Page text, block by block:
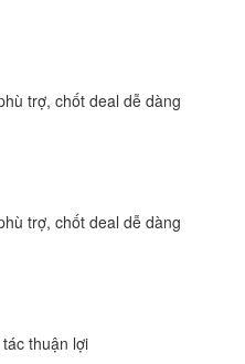
trợ, chốt deal dễ dàng
trợ, chốt deal dễ dàng
thuận lợi